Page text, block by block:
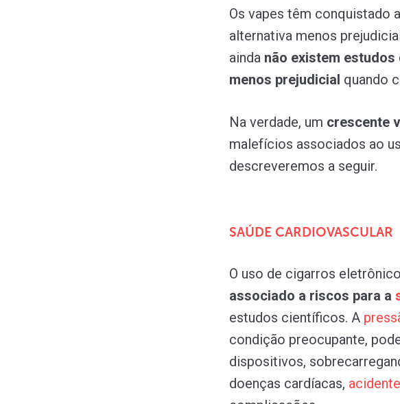
Os vapes têm conquistado
alternativa menos
ainda não existem estudos
menos prejudicial quando
Na verdade, um crescente
malefícios associados ao
descreveremos a seguir.
SAÚDE CARDIOVASCULAR
O uso de cigarros
associado a riscos para a
estudos científicos. A
condição preocupante,
dispositivos,
doenças cardíacas,